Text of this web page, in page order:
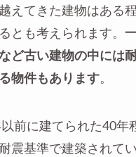
えてきた建物はある
とも考えられます。
ど古い建物の中には
物件もあります。
前に建てられた40年
震基準で建築されて